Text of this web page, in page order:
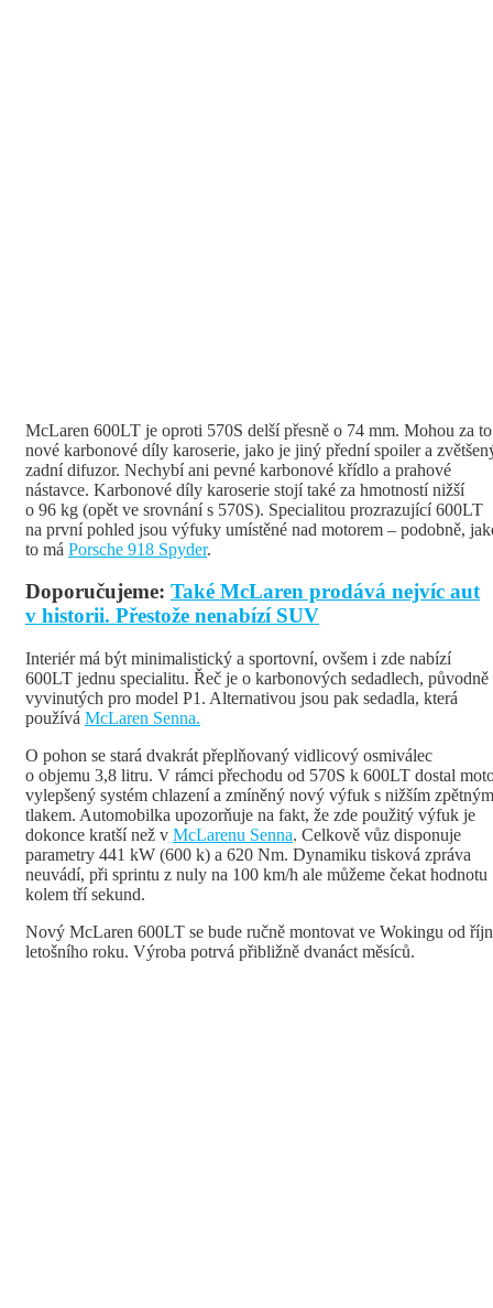
McLaren 600LT je oproti 570S delší přesně o 74 mm. Mohou za to
nové karbonové díly karoserie, jako je jiný přední spoiler a
zadní difuzor. Nechybí ani pevné karbonové křídlo a prahové
nástavce. Karbonové díly karoserie stojí také za hmotností nižší
o 96 kg (opět ve srovnání s 570S). Specialitou prozrazující 600LT
na první pohled jsou výfuky umístěné nad motorem – podobně,
to má Porsche 918 Spyder.
Doporučujeme: Také McLaren prodává nejvíc aut
v historii. Přestože nenabízí SUV
Interiér má být minimalistický a sportovní, ovšem i zde nabízí
600LT jednu specialitu. Řeč je o karbonových sedadlech, původně
vyvinutých pro model P1. Alternativou jsou pak sedadla, která
používá McLaren Senna.
O pohon se stará dvakrát přeplňovaný vidlicový osmiválec
o objemu 3,8 litru. V rámci přechodu od 570S k 600LT dostal
vylepšený systém chlazení a zmíněný nový výfuk s nižším zpětným
tlakem. Automobilka upozorňuje na fakt, že zde použitý výfuk je
dokonce kratší než v McLarenu Senna. Celkově vůz disponuje
parametry 441 kW (600 k) a 620 Nm. Dynamiku tisková zpráva
neuvádí, při sprintu z nuly na 100 km/h ale můžeme čekat hodnotu
kolem tří sekund.
Nový McLaren 600LT se bude ručně montovat ve Wokingu od
letošního roku. Výroba potrvá přibližně dvanáct měsíců.